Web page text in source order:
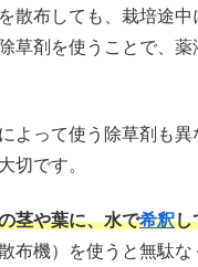
散布しても、栽培途
草剤を使うことで、
よって使う除草剤も
切です。
茎や葉に、水で希釈し
布機）を使うと無駄